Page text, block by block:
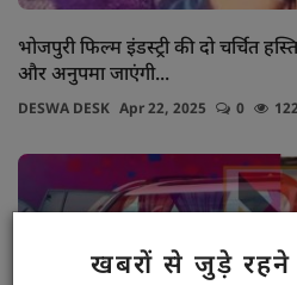
खबरों से जुड़े
भोजपुरी फिल्म इंडस्ट्री की दो चर्चित
और अनुपमा जाएंगी...
DESWA DESK Apr 22, 2025 0 122